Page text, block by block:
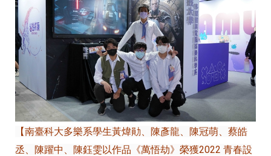
【南臺科大多樂系學生黃煒勛、陳彥龍、陳冠萌、蔡皓
丞、陳躍中、陳鈺雯以作品《萬悟劫》榮獲2022 青春設